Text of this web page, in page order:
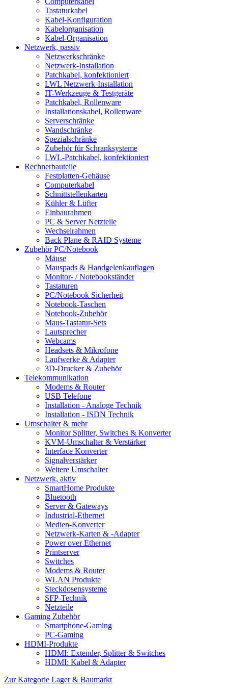
Tastaturkabel
Kabel-Konfiguration
Kabelorganisation
Kabel-Organisation
Netzwerk, passiv
Netzwerkschränke
Netzwerk-Installation
Patchkabel, konfektioniert
LWL Netzwerk-Installation
IT-Werkzeuge & Testgeräte
Patchkabel, Rollenware
Installationskabel, Rollenware
Serverschränke
Wandschränke
Spezialschränke
Zubehör für Schranksysteme
LWL-Patchkabel, konfektioniert
Rechnerbauteile
Festplatten-Gehäuse
Computerkabel
Schnittstellenkarten
Kühler & Lüfter
Einbaurahmen
PC & Server Netzteile
Wechselrahmen
Back Plane & RAID Systeme
Zubehör PC/Notebook
Mäuse
Mauspads & Handgelenkauflagen
Monitor- / Notebookständer
Tastaturen
PC/Notebook Sicherheit
Notebook-Taschen
Notebook-Zubehör
Maus-Tastatur-Sets
Lautsprecher
Webcams
Headsets & Mikrofone
Laufwerke & Adapter
3D-Drucker & Zubehör
Telekommunikation
Modems & Router
USB Telefone
Installation - Analoge Technik
Installation - ISDN Technik
Umschalter & mehr
Monitor Splitter, Switches & Konverter
KVM-Umschalter & Verstärker
Interface Konverter
Signalverstärker
Weitere Umschalter
Netzwerk, aktiv
SmartHome Produkte
Bluetooth
Server & Gateways
Industrial-Ethernet
Medien-Konverter
Netzwerk-Karten & -Adapter
Power over Ethernet
Printserver
Switches
Modems & Router
WLAN Produkte
Steckdosensysteme
SFP-Technik
Netzteile
Gaming Zubehör
Smartphone-Gaming
PC-Gaming
HDMI-Produkte
HDMI: Extender, Splitter & Switches
HDMI: Kabel & Adapter
Zur Kategorie Lager & Baumarkt